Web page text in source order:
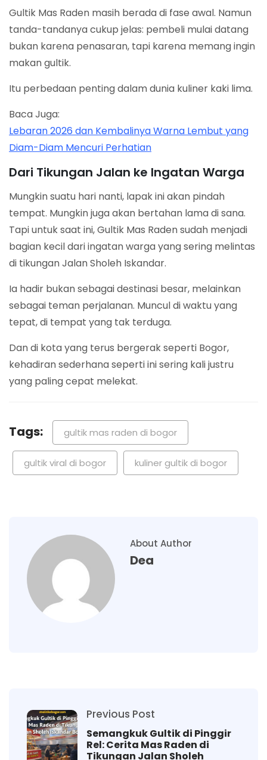
Gultik Mas Raden masih berada di fase awal. Namun
tanda-tandanya cukup jelas: pembeli mulai datang
bukan karena penasaran, tapi karena memang ingin
makan gultik.
Itu perbedaan penting dalam dunia kuliner kaki lima.
Baca Juga:
Lebaran 2026 dan Kembalinya Warna Lembut yang
Diam-Diam Mencuri Perhatian
Dari Tikungan Jalan ke Ingatan Warga
Mungkin suatu hari nanti, lapak ini akan pindah
tempat. Mungkin juga akan bertahan lama di sana.
Tapi untuk saat ini, Gultik Mas Raden sudah menjadi
bagian kecil dari ingatan warga yang sering melintas
di tikungan Jalan Sholeh Iskandar.
Ia hadir bukan sebagai destinasi besar, melainkan
sebagai teman perjalanan. Muncul di waktu yang
tepat, di tempat yang tak terduga.
Dan di kota yang terus bergerak seperti Bogor,
kehadiran sederhana seperti ini sering kali justru
yang paling cepat melekat.
Tags: gultik mas raden di bogor
gultik viral di bogor kuliner gultik di bogor
About Author
Dea
Previous Post
Semangkuk Gultik di Pinggir
Rel: Cerita Mas Raden di
Tikungan Jalan Sholeh